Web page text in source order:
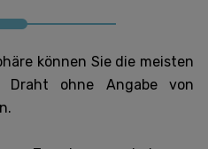
können Sie die meisten
ohne Angabe von